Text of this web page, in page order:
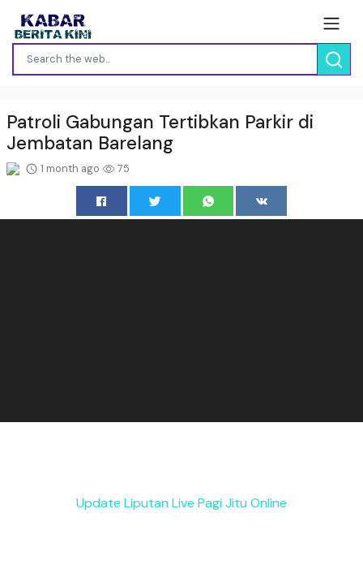
Patroli Gabungan Tertibkan Parkir di
Jembatan Barelang
1 month ago 75
Update Liputan Live Pagi Jitu Online